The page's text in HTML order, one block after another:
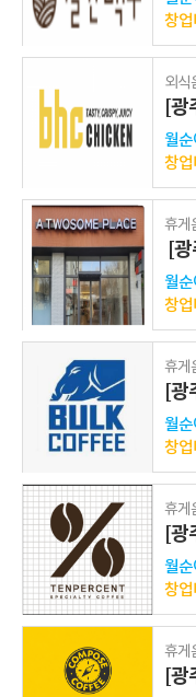
창
외식
월
창
휴게
월
창
휴게
월
창
휴게
월
창
휴게
[광